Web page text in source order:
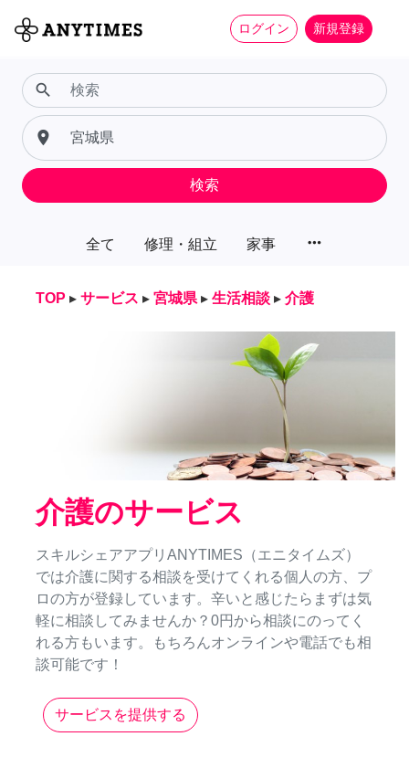
ログイン 新規登録
全て 修理・組立 家事 more_horiz
search
place
検索
TOP ▸ サービス ▸ 宮城県 ▸ 生活相談 ▸ 介護
介護のサービス
スキルシェアアプリANYTIMES（エニタイムズ）
では介護に関する相談を受けてくれる個人の方、プ
ロの方が登録しています。辛いと感じたらまずは気
軽に相談してみませんか？0円から相談にのってく
れる方もいます。もちろんオンラインや電話でも相
談可能です！
サービスを提供する